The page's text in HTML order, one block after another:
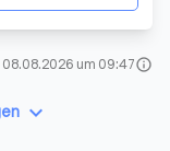
um 09:47info
keyboard_arrow_down